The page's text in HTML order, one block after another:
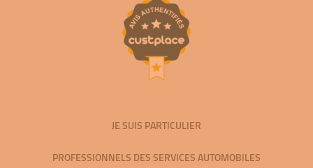
JE SUIS PARTICULIER
PROFESSIONNELS DES SERVICES AUTOMOBILES